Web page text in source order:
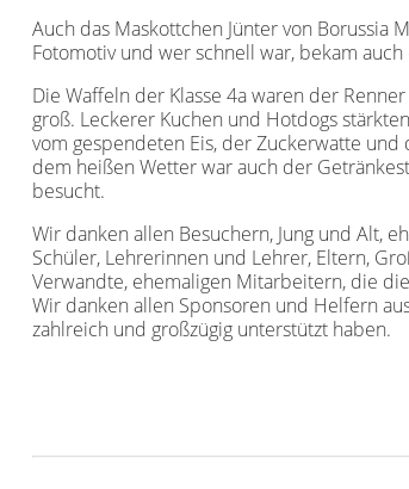
Auch das Maskottchen Jünter von Borussia
Fotomotiv und wer schnell war, bekam
Die Waffeln der Klasse 4a waren der
groß. Leckerer Kuchen und Hotdogs
vom gespendeten Eis, der Zuckerwatte
dem heißen Wetter war auch der
besucht.
Wir danken allen Besuchern, Jung und Alt,
Schüler, Lehrerinnen und Lehrer, Eltern,
Verwandte, ehemaligen Mitarbeitern, die
Wir danken allen Sponsoren und Helfern
zahlreich und großzügig unterstützt haben.